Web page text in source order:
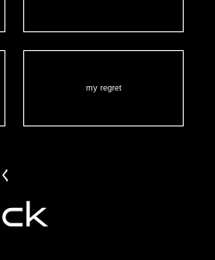
my regret